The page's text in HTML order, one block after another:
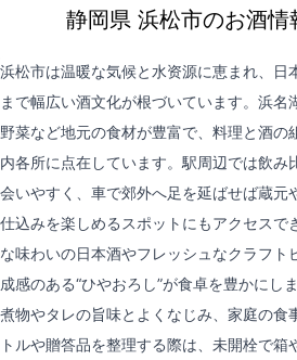
静岡県 浜松市のお酒情
浜松市は温暖な気候と水资源に恵まれ、日
まで幅広い酒文化が根づいています。浜名
野菜など地元の食材が豊富で、料理と酒の
内各所に点在しています。駅周辺では飲み
会いやすく、車で郊外へ足を延ばせば蔵元
仕込みを楽しめるスポットにもアクセスで
な味わいの日本酒やフレッシュなクラフト
成感のある“ひやおろし”が食卓を豊かにし
煮物やタレの旨味とよくなじみ、家庭の食
トルや贈答品を整理する際は、未開栓で箱